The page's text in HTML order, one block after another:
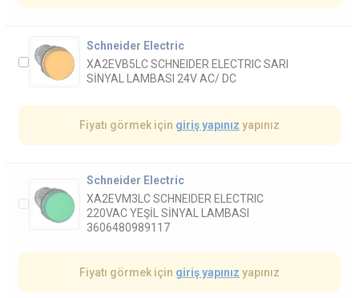
Schneider Electric
XA2EVB5LC SCHNEIDER ELECTRIC SARI
SİNYAL LAMBASI 24V AC/ DC
Fiyatı görmek için giriş yapınız yapınız
Schneider Electric
XA2EVM3LC SCHNEIDER ELECTRIC
220VAC YEŞİL SİNYAL LAMBASI
3606480989117
Fiyatı görmek için giriş yapınız yapınız